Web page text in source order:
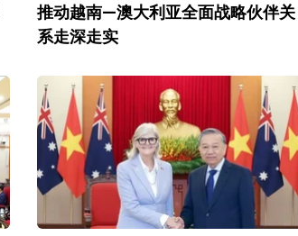
推动越南—澳大利亚全面战略伙伴关
系走深走实